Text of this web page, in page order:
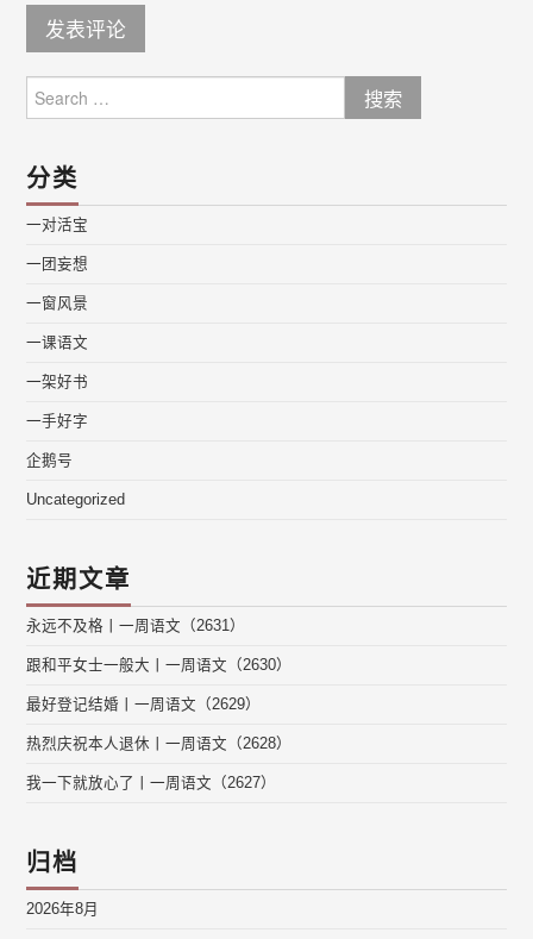
for:
分类
一对活宝
一团妄想
一窗风景
一课语文
一架好书
一手好字
企鹅号
Uncategorized
近期文章
永远不及格丨一周语文（2631）
跟和平女士一般大丨一周语文（2630）
最好登记结婚丨一周语文（2629）
热烈庆祝本人退休丨一周语文（2628）
我一下就放心了丨一周语文（2627）
归档
2026年8月